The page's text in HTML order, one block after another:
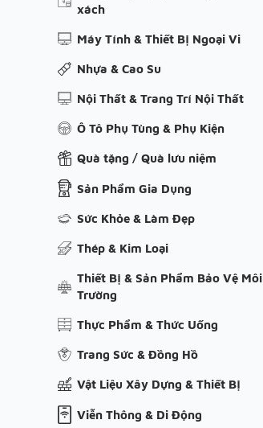
xách
Máy Tính & Thiết Bị Ngoại Vi
Nhựa & Cao Su
Nội Thất & Trang Trí Nội Thất
Ô Tô Phụ Tùng & Phụ Kiện
Quà tặng / Quà lưu niệm
Sản Phẩm Gia Dụng
Sức Khỏe & Làm Đẹp
Thép & Kim Loại
Thiết Bị & Sản Phẩm Bảo Vệ Môi
Trường
Thực Phẩm & Thức Uống
Trang Sức & Đồng Hồ
Vật Liệu Xây Dựng & Thiết Bị
Viễn Thông & Di Động